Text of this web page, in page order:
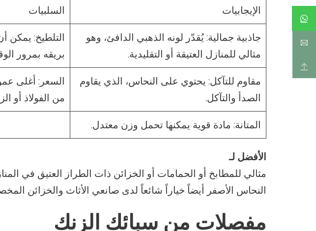
الإيجابيات
السلبيات
جاذبية جمالية: يُقدّر لونه الذهبي الدافئ، وهو
مثالي للمنازل العتيقة أو التقليدية.
التلطيخ: يمكن
بريقه بمرور
مقاوم للتآكل: يحتوي على النحاس، الذي يقاوم
الصدأ والتآكل.
السعر: أغلى
من الفولاذ أو
المتانة: مادة قوية يمكنها تحمل وزن معتدل.
الأفضل لـ
مثالي للمطابخ أو الحمامات أو الخزائن ذات الطراز العتيق في
النحاس الأصفر أيضاً خياراً شائعاً لدى صانعي الأثاث والخزائن
مفصلات من سبائك الزنك